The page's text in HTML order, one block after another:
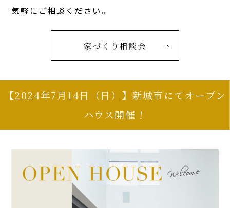
気軽にご相談ください。
家づくり相談会
【2024年7月14日（日）】新城市にてオープン
ハウス開催！